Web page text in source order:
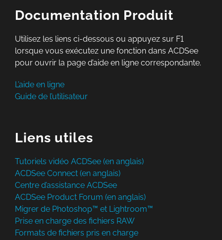
Documentation Produit
Utilisez les liens ci-dessous ou appuyez sur F1
lorsque vous exécutez une fonction dans ACDSee
pour ouvrir la page d’aide en ligne correspondante.
L’aide en ligne
Guide de l’utilisateur
Liens utiles
Tutoriels vidéo ACDSee (en anglais)
ACDSee Connect (en anglais)
Centre d’assistance ACDSee
ACDSee Product Forum (en anglais)
Migrer de Photoshop™ et Lightroom™
Prise en charge des fichiers RAW
Formats de fichiers pris en charge